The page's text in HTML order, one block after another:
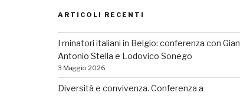
ARTICOLI RECENTI
I minatori italiani in Belgio: conferenza con Gian
Antonio Stella e Lodovico Sonego
3 Maggio 2026
Diversità e convivenza. Conferenza a